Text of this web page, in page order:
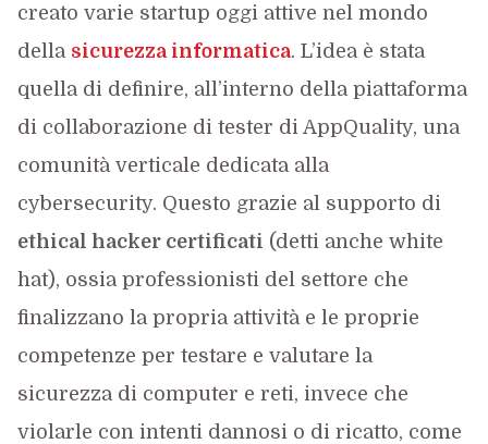
creato varie startup oggi attive nel mondo
della sicurezza informatica. L’idea è stata
quella di definire, all’interno della piattaforma
di collaborazione di tester di AppQuality, una
comunità verticale dedicata alla
cybersecurity. Questo grazie al supporto di
ethical hacker certificati (detti anche white
hat), ossia professionisti del settore che
finalizzano la propria attività e le proprie
competenze per testare e valutare la
sicurezza di computer e reti, invece che
violarle con intenti dannosi o di ricatto, come